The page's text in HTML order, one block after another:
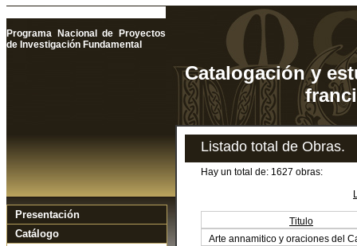
Programa Nacional de Proyectos
de Investigación Fundamental
Catalogación y
Presentación
Catálogo
Listado total de Obras.
Hay un total de: 1627 obras:
Titulo
Arte annamitico y oraciones del